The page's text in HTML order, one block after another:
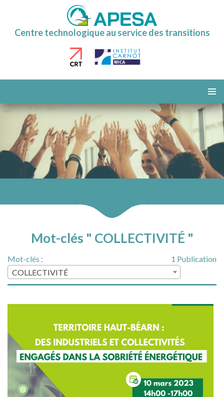
Centre technologique au service des transitions
MENU
AU
CONTENU
Mot-clés " COLLECTIVITÉ "
1 Publication
Mot-clés :
COLLECTIVITÉ